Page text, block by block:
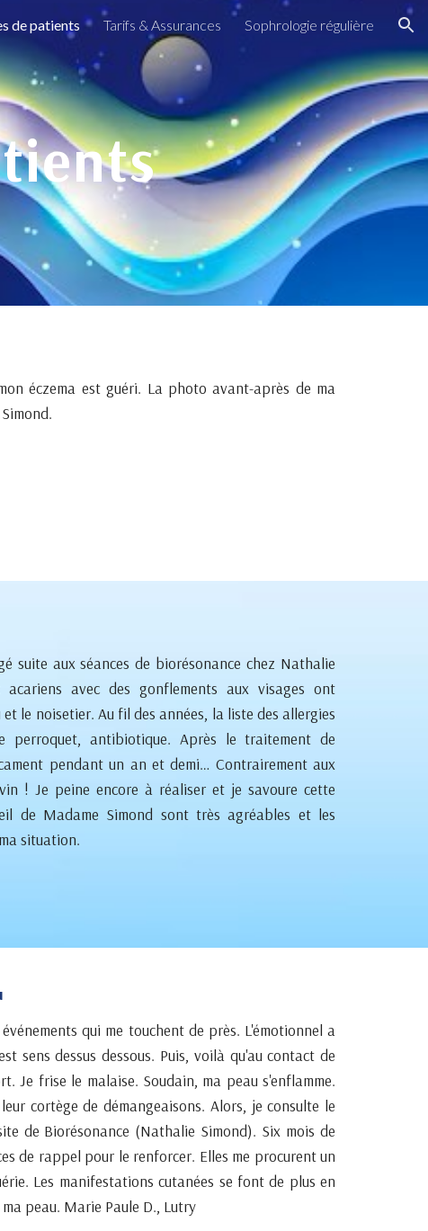
de patients Tarifs & Assurances Sophrologie régulière
éczema est guéri. La photo avant-après de ma
suite aux séances de biorésonance chez Nathalie
avec des gonflements aux visages ont
le noisetier. Au fil des années, la liste des allergies
perroquet, antibiotique. Après le traitement de
pendant un an et demi… Contrairement aux
! Je peine encore à réaliser et je savoure cette
de Madame Simond sont très agréables et les
situation.
qui me touchent de près. L'émotionnel a
sens dessus dessous. Puis, voilà qu'au contact de
Je frise le malaise. Soudain, ma peau s'enflamme.
cortège de démangeaisons. Alors, je consulte le
de Biorésonance (Nathalie Simond). Six mois de
de rappel pour le renforcer. Elles me procurent un
Les manifestations cutanées se font de plus en
peau. Marie Paule D., Lutry